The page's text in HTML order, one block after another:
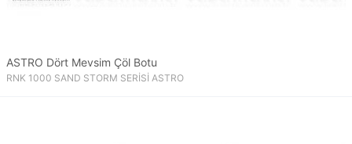
ASTRO Dört Mevsim Çöl Botu
RNK 1000 SAND STORM SERİSİ ASTRO